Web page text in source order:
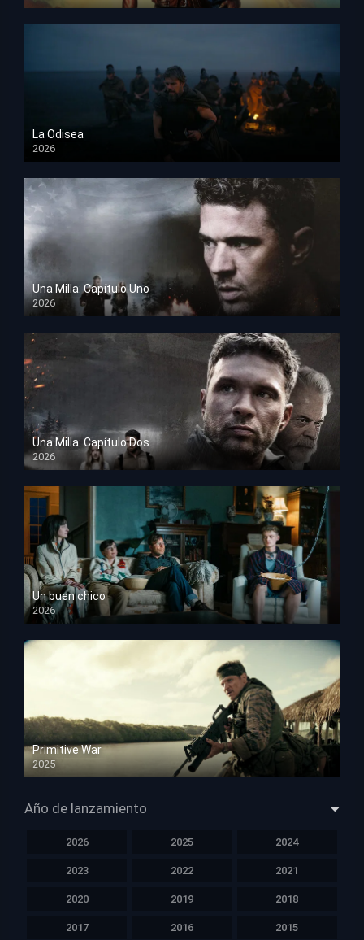
HD 1080p
La Odisea
2026
TS Screener
Una Milla: Capítulo Uno
2026
HD 1080p
Una Milla: Capítulo Dos
2026
HD 1080p
Un buen chico
2026
HD 1080p
Primitive War
2025
HD 1080p
Año de lanzamiento
2026 2025 2024
2023 2022 2021
2020 2019 2018
2017 2016 2015